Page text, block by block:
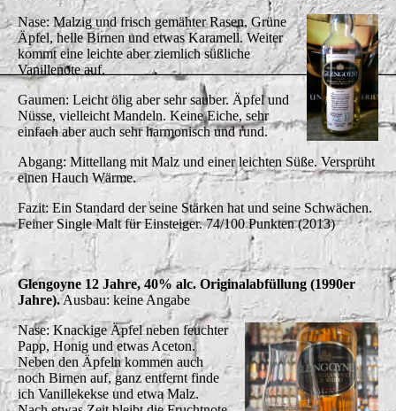
Nase: Malzig und frisch gemähter Rasen, Grüne
Äpfel, helle Birnen und etwas Karamell. Weiter
kommt eine leichte aber ziemlich süßliche
Vanillenote auf.
Gaumen: Leicht ölig aber sehr sauber. Äpfel und
Nüsse, vielleicht Mandeln. Keine Eiche, sehr
einfach aber auch sehr harmonisch und rund.
Abgang: Mittellang mit Malz und einer leichten Süße. Versprüht
einen Hauch Wärme.
Fazit: Ein Standard der seine Stärken hat und seine Schwächen.
Feiner Single Malt für Einsteiger. 74/100 Punkten (2013)
Glengoyne 12 Jahre, 40% alc. Originalabfüllung (1990er
Jahre).Ausbau: keine Angabe
Nase: Knackige Äpfel neben feuchter
Papp, Honig und etwas Aceton.
Neben den Äpfeln kommen auch
noch Birnen auf, ganz entfernt finde
ich Vanillekekse und etwa Malz.